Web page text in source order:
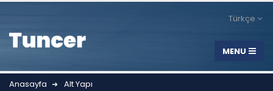
Türkçe
Anasayfa Alt Yapı